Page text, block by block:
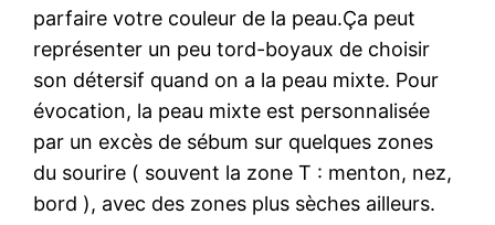
parfaire votre couleur de la peau.Ça peut
représenter un peu tord-boyaux de choisir
son détersif quand on a la peau mixte. Pour
évocation, la peau mixte est personnalisée
par un excès de sébum sur quelques zones
du sourire ( souvent la zone T : menton, nez,
bord ), avec des zones plus sèches ailleurs.